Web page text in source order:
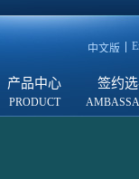
中文版
产品中心 签约